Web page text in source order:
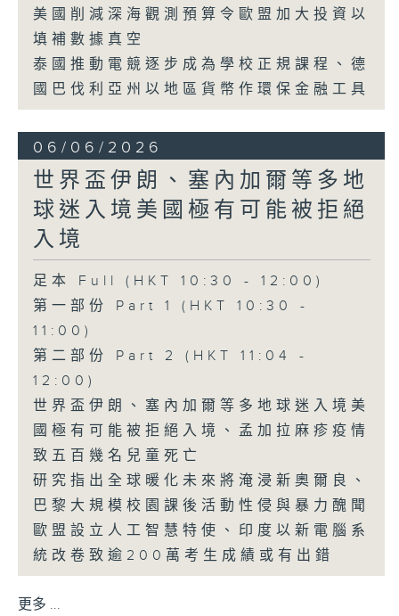
美國削減深海觀測預算令歐盟加大投資以
填補數據真空
泰國推動電競逐步成為學校正規課程、德
國巴伐利亞州以地區貨幣作環保金融工具
06/06/2026
世界盃伊朗、塞內加爾等多地
球迷入境美國極有可能被拒絕
入境
足本 Full (HKT 10:30 - 12:00)
第一部份 Part 1 (HKT 10:30 -
11:00)
第二部份 Part 2 (HKT 11:04 -
12:00)
世界盃伊朗、塞內加爾等多地球迷入境美
國極有可能被拒絕入境、孟加拉麻疹疫情
致五百幾名兒童死亡
研究指出全球暖化未來將淹浸新奧爾良、
巴黎大規模校園課後活動性侵與暴力醜聞
歐盟設立人工智慧特使、印度以新電腦系
統改卷致逾200萬考生成績或有出錯
更多 ...